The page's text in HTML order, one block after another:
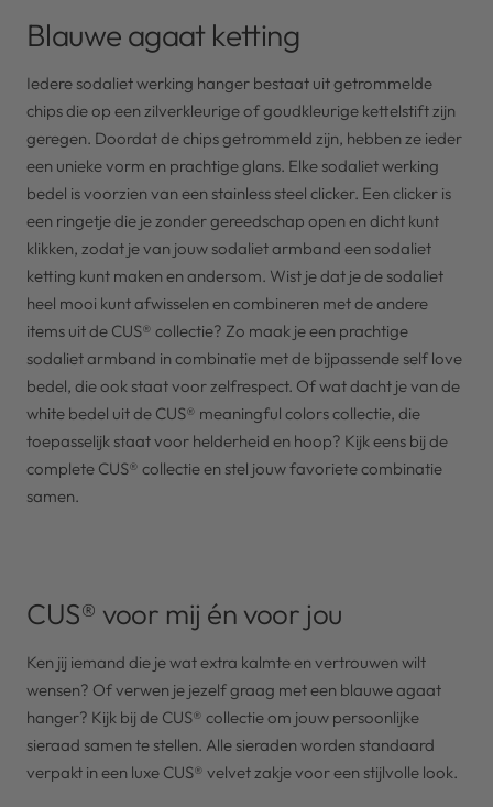
Blauwe agaat ketting
Iedere sodaliet werking hanger bestaat uit getrommelde
chips die op een zilverkleurige of goudkleurige kettelstift zijn
geregen. Doordat de chips getrommeld zijn, hebben ze ieder
een unieke vorm en prachtige glans. Elke sodaliet werking
bedel is voorzien van een stainless steel clicker. Een clicker is
een ringetje die je zonder gereedschap open en dicht kunt
klikken, zodat je van jouw sodaliet armband een sodaliet
ketting kunt maken en andersom. Wist je dat je de sodaliet
heel mooi kunt afwisselen en combineren met de andere
items uit de CUS® collectie? Zo maak je een prachtige
sodaliet armband in combinatie met de bijpassende self love
bedel, die ook staat voor zelfrespect. Of wat dacht je van de
white bedel uit de CUS® meaningful colors collectie, die
toepasselijk staat voor helderheid en hoop? Kijk eens bij de
complete CUS® collectie en stel jouw favoriete combinatie
samen.
CUS® voor mij én voor jou
Ken jij iemand die je wat extra kalmte en vertrouwen wilt
wensen? Of verwen je jezelf graag met een blauwe agaat
hanger? Kijk bij de CUS® collectie om jouw persoonlijke
sieraad samen te stellen. Alle sieraden worden standaard
verpakt in een luxe CUS® velvet zakje voor een stijlvolle look.